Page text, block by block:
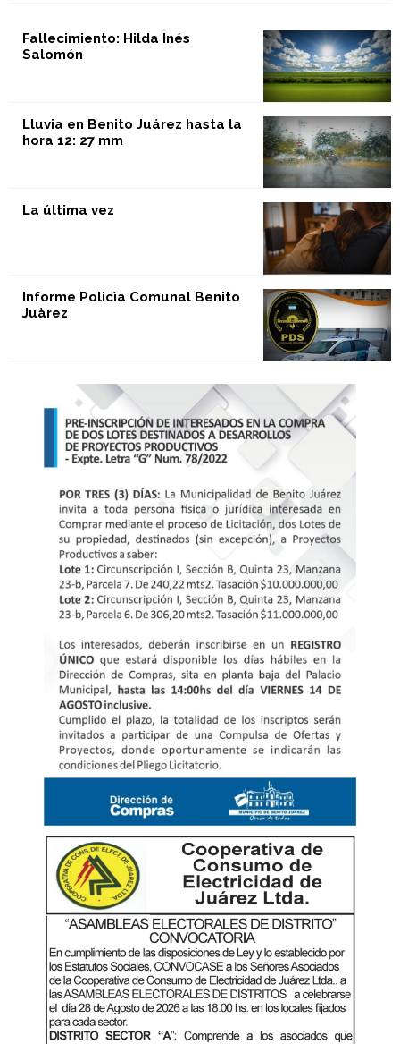
Fallecimiento: Hilda Inés
Salomón
Lluvia en Benito Juárez hasta la
hora 12: 27 mm
La última vez
Informe Policìa Comunal Benito
Juàrez